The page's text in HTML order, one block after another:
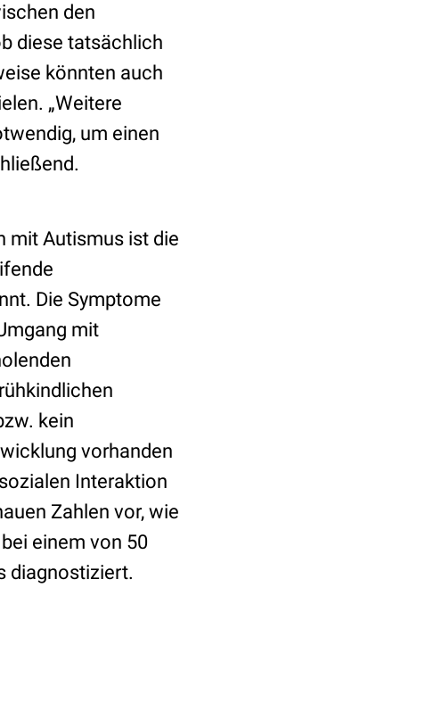
den
diese tatsächlich
könnten auch
„Weitere
um einen
mit Autismus ist die
Die Symptome
mit
kein
vorhanden
Interaktion
Zahlen vor, wie
einem von 50
diagnostiziert.